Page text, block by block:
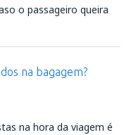
o passageiro queira
na bagagem?
na hora da viagem é